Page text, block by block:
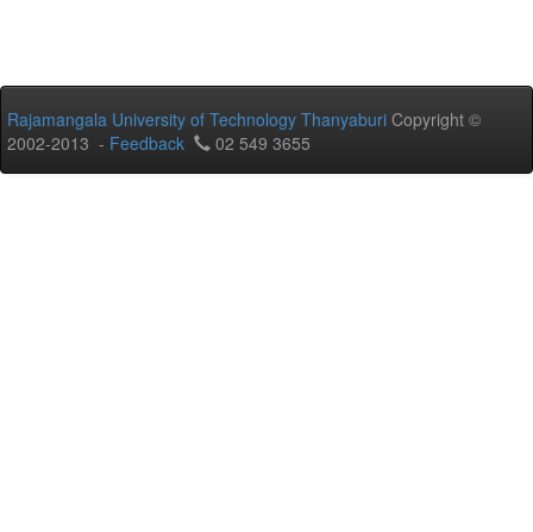
Rajamangala University of Technology Thanyaburi Copyright ©
2002-2013 - Feedback 02 549 3655